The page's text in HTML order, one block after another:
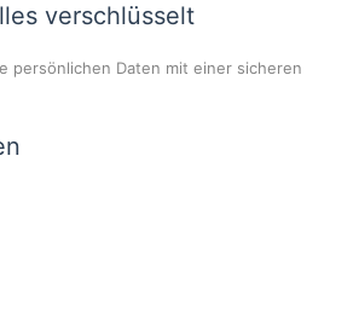
verschlüsselt
persönlichen Daten mit einer sicheren